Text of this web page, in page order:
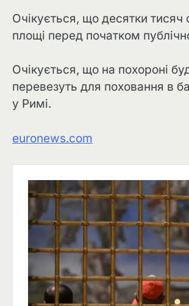
Очікується, що десятки тисяч
площі перед початком
Очікується, що на похороні
перевезуть для поховання в
у Римі.
euronews.com